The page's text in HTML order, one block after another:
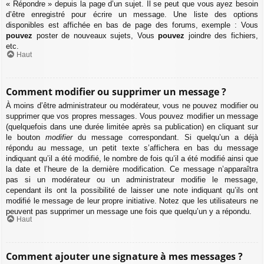
« Répondre » depuis la page d’un sujet. Il se peut que vous ayez besoin
d’être enregistré pour écrire un message. Une liste des options
disponibles est affichée en bas de page des forums, exemple : Vous
pouvez poster de nouveaux sujets, Vouspouvez joindre des fichiers,
etc.
Haut
Comment modifier ou supprimer un message ?
À moins d’être administrateur ou modérateur, vous ne pouvez modifier ou
supprimer que vos propres messages. Vous pouvez modifier un message
(quelquefois dans une durée limitée après sa publication) en cliquant sur
le boutonmodifierdu message correspondant. Si quelqu’un a déjà
répondu au message, un petit texte s’affichera en bas du message
indiquant qu’il a été modifié, le nombre de fois qu’il a été modifié ainsi que
la date et l’heure de la dernière modification. Ce message n’apparaîtra
pas si un modérateur ou un administrateur modifie le message,
cependant ils ont la possibilité de laisser une note indiquant qu’ils ont
modifié le message de leur propre initiative. Notez que les utilisateurs ne
peuvent pas supprimer un message une fois que quelqu’un y a répondu.
Haut
Comment ajouter une signature à mes messages ?